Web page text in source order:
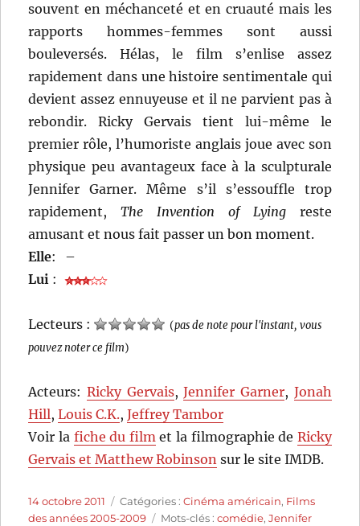
souvent en méchanceté et en cruauté mais les
rapports hommes-femmes sont aussi
bouleversés. Hélas, le film s’enlise assez
rapidement dans une histoire sentimentale qui
devient assez ennuyeuse et il ne parvient pas à
rebondir. Ricky Gervais tient lui-même le
premier rôle, l’humoriste anglais joue avec son
physique peu avantageux face à la sculpturale
Jennifer Garner. Même s’il s’essouffle trop
rapidement,The Invention of Lyingreste
amusant et nous fait passer un bon moment.
Elle:
–
Lui :
Lecteurs : (pas de note pour l'instant, vous
pouvez noter ce film)
Acteurs: Ricky Gervais,Jennifer Garner, Jonah
Hill,Louis C.K.,Jeffrey Tambor
Voir la fiche du filmet la filmographie de Ricky
Gervais et Matthew Robinson sur le site IMDB.
Publié
le
14 octobre 2011 Catégories
Catégories :Cinéma américain, Films
des années 2005-2009
Étiquettes
Mots-clés :comédie,Jennifer